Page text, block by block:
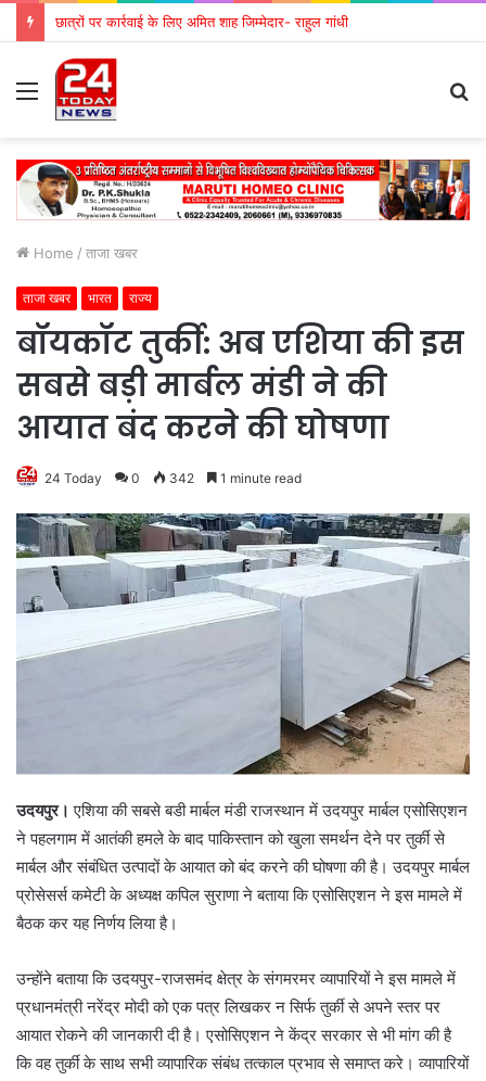
छात्रों पर कार्रवाई के लिए अमित शाह जिम्मेदार- राहुल गांधी
Menu
Home / ताजा खबर
ताजा खबर भारत राज्य
बॉयकॉट तुर्की: अब एशिया की इस
सबसे बड़ी मार्बल मंडी ने की
आयात बंद करने की घोषणा
24 Today 0 342 1 minute read
उदयपुर। एशिया की सबसे बडी मार्बल मंडी राजस्थान में उदयपुर मार्बल एसोसिएशन
ने पहलगाम में आतंकी हमले के बाद पाकिस्तान को खुला समर्थन देने पर तुर्की से
मार्बल और संबंधित उत्पादों के आयात को बंद करने की घोषणा की है। उदयपुर मार्बल
प्रोसेसर्स कमेटी के अध्यक्ष कपिल सुराणा ने बताया कि एसोसिएशन ने इस मामले में
बैठक कर यह निर्णय लिया है।
उन्होंने बताया कि उदयपुर-राजसमंद क्षेत्र के संगमरमर व्यापारियों ने इस मामले में
प्रधानमंत्री नरेंद्र मोदी को एक पत्र लिखकर न सिर्फ तुर्की से अपने स्तर पर
आयात रोकने की जानकारी दी है। एसोसिएशन ने केंद्र सरकार से भी मांग की है
कि वह तुर्की के साथ सभी व्यापारिक संबंध तत्काल प्रभाव से समाप्त करे। व्यापारियों